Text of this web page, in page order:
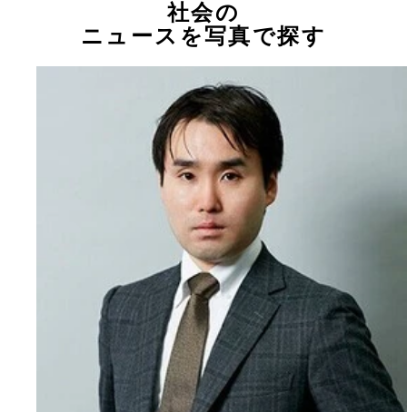
社会の
ニュースを写真で探す